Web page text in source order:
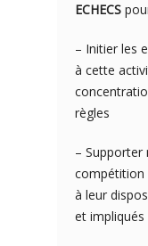
ECHECS
– Initier les
à cette
règles
– Supporter
compétition
à leur
et impliqués